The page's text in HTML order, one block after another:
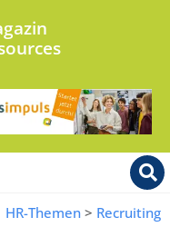
HR-Themen > Recruiting